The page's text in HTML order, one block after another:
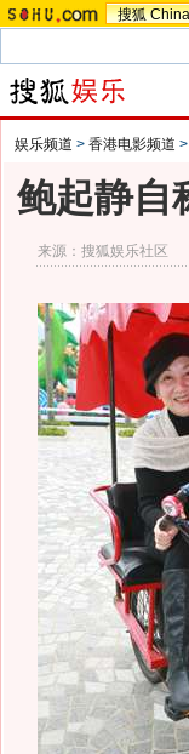
搜狐
娱乐频道 > 香港电影频道 >
鲍起静自
来源： 搜狐娱乐社区